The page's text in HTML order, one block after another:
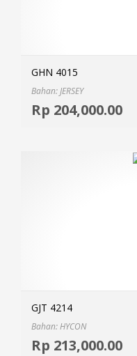
GHN 4015
Bahan: JERSEY
Rp 204,000.00
GJT 4214
Bahan: HYCON
Rp 213,000.00